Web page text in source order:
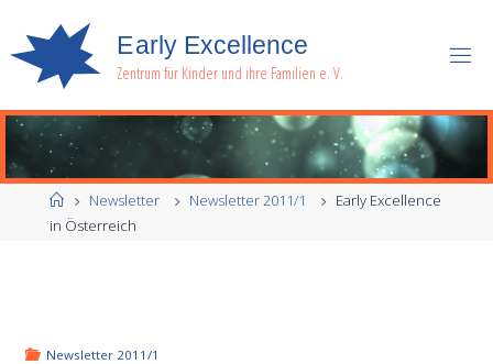
Early Excellence
Zentrum für Kinder und ihre Familien e. V.
StartNewsletter Newsletter 2011/1
Early Excellence
in Österreich
Newsletter 2011/1